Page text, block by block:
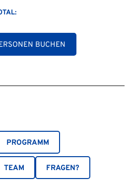
BUCHEN
PROGRAMM
TEAM FRAGEN?